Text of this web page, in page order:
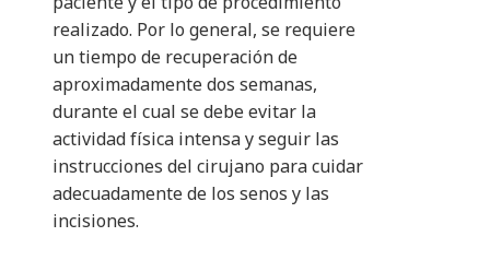
realizado. Por lo general, se requiere
un tiempo de recuperación de
aproximadamente dos semanas,
durante el cual se debe evitar la
actividad física intensa y seguir las
instrucciones del cirujano para cuidar
adecuadamente de los senos y las
incisiones.